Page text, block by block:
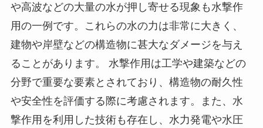
や高波などの大量の水が押し寄せる現象も水撃作
用の一例です。これらの水の力は非常に大きく、
建物や岸壁などの構造物に甚大なダメージを与え
ることがあります。 水撃作用は工学や建築などの
分野で重要な要素とされており、構造物の耐久性
や安全性を評価する際に考慮されます。また、水
撃作用を利用した技術も存在し、水力発電や水圧